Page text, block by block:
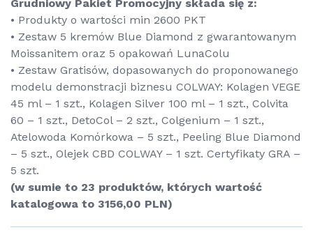
Grudniowy Pakiet Promocyjny składa się z:
• Produkty o wartości min 2600 PKT
• Zestaw 5 kremów Blue Diamond z gwarantowanym
Moissanitem oraz 5 opakowań LunaColu
• Zestaw Gratisów, dopasowanych do proponowanego
modelu demonstracji biznesu COLWAY: Kolagen VEGE
45 ml – 1 szt., Kolagen Silver 100 ml – 1 szt., Colvita
60 – 1 szt., DetoCol – 2 szt., Colgenium – 1 szt.,
Atelowoda Komórkowa – 5 szt., Peeling Blue Diamond
– 5 szt., Olejek CBD COLWAY – 1 szt. Certyfikaty GRA –
5 szt.
(w sumie to 23 produktów, których wartość
katalogowa to 3156,00 PLN)